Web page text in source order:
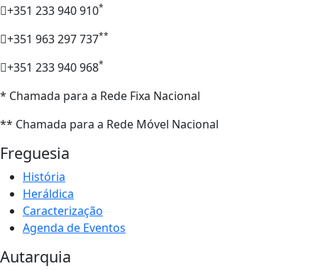
+351 233 940 910*
+351 963 297 737**
+351 233 940 968*
* Chamada para a Rede Fixa Nacional
** Chamada para a Rede Móvel Nacional
Freguesia
História
Heráldica
Caracterização
Agenda de Eventos
Autarquia